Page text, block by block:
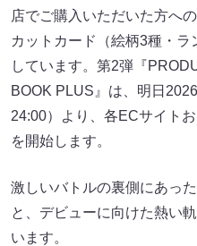
店でご購入いただいた方へ
カットカード（絵柄3種・
しています。第2弾『
BOOK PLUS』は、明日
24:00）より、各ECサイト
を開始します。
激しいバトルの裏側にあっ
と、デビューに向けた熱い
います。